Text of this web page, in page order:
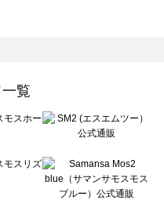
ンサモスモス）のシューズ一覧
）のシューズ一覧
ーズ一覧
一覧
覧